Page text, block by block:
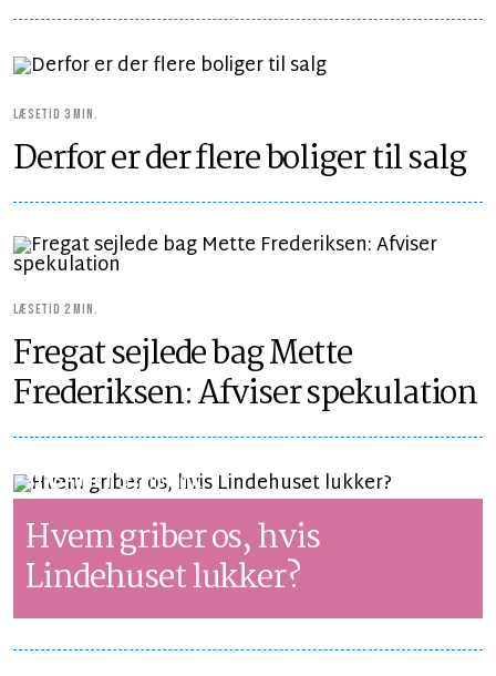
LÆSETID 3 MIN.
Derfor er der flere boliger til salg
LÆSETID 2 MIN.
Fregat sejlede bag Mette
Frederiksen: Afviser spekulation
SYNSPUNKTLÆSETID 2 MIN.
Hvem griber os, hvis
Lindehuset lukker?